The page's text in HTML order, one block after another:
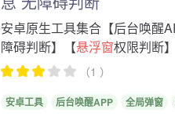
安卓原生工具集合【后台唤醒
障碍判断】【悬浮窗权限判断
（1 ）
安卓工具 后台唤醒APP 全局弹窗